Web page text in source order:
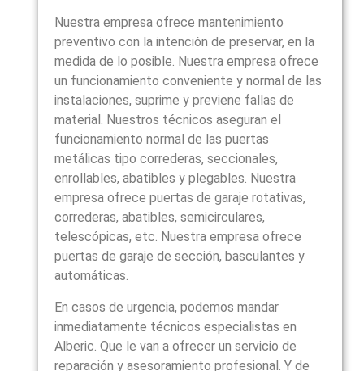
Nuestra empresa ofrece mantenimiento
preventivo con la intención de preservar, en la
medida de lo posible. Nuestra empresa ofrece
un funcionamiento conveniente y normal de las
instalaciones, suprime y previene fallas de
material. Nuestros técnicos aseguran el
funcionamiento normal de las puertas
metálicas tipo correderas, seccionales,
enrollables, abatibles y plegables. Nuestra
empresa ofrece puertas de garaje rotativas,
correderas, abatibles, semicirculares,
telescópicas, etc. Nuestra empresa ofrece
puertas de garaje de sección, basculantes y
automáticas.
En casos de urgencia, podemos mandar
inmediatamente técnicos especialistas en
Alberic. Que le van a ofrecer un servicio de
reparación y asesoramiento profesional. Y de